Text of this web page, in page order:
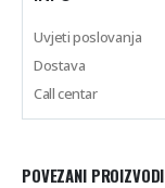
Uvjeti poslovanja
Dostava
Call centar
POVEZANI PROIZVODI